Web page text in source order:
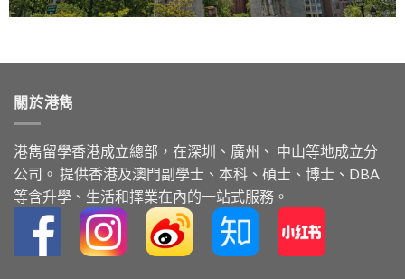
關於港雋
港雋留學⾹港成⽴總部，在深圳、廣州、 中⼭等地成⽴分
公司。 提供⾹港及澳⾨副學⼠、本科、碩⼠、博⼠、DBA
等含升學、⽣活和擇業在內的⼀站式服務。